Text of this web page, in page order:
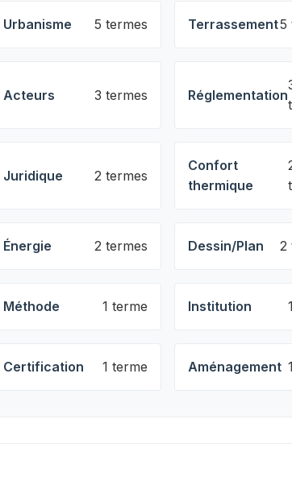
Urbanisme 5 termes Terrassement5
Acteurs 3 termes Réglementation
Juridique 2 termes
Confort
thermique
Énergie 2 termes Dessin/Plan 2
Méthode 1 terme Institution
Certification 1 terme Aménagement